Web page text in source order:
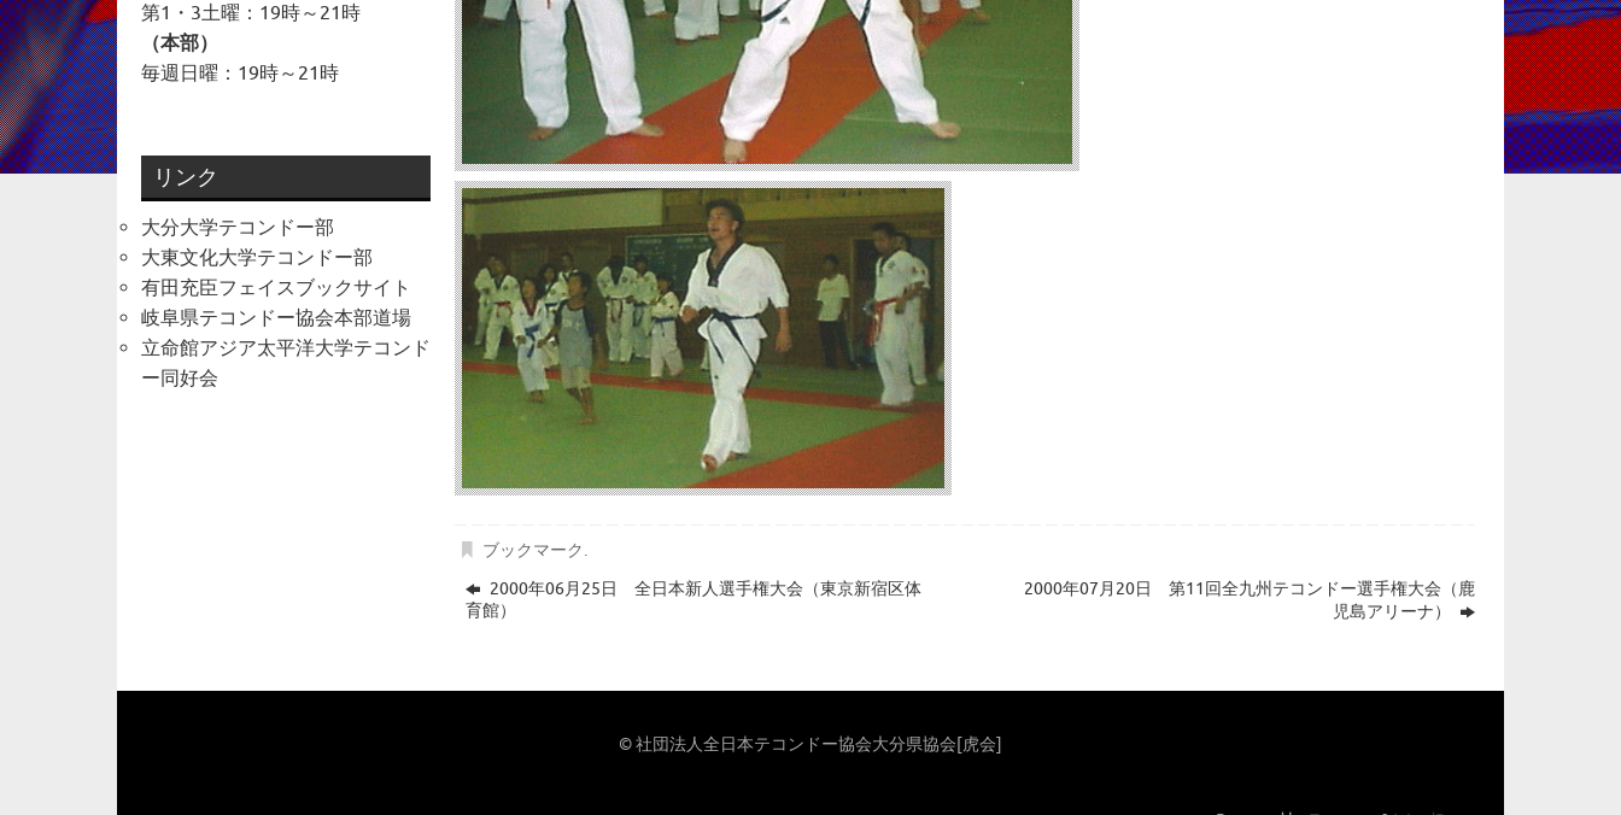
ブックマーク.
2000年06月25日 全日本新人選手権大会（東京新宿区体
育館）
2000年07月20日 第11回全九州テコンドー選手権大会（鹿
児島アリーナ）
第1・3土曜：19時～21時
（本部）
毎週日曜：19時～21時
リンク
大分大学テコンドー部
大東文化大学テコンドー部
有田充臣フェイスブックサイト
岐阜県テコンドー協会本部道場
立命館アジア太平洋大学テコンド
ー同好会
© 社団法人全日本テコンドー協会大分県協会[虎会]